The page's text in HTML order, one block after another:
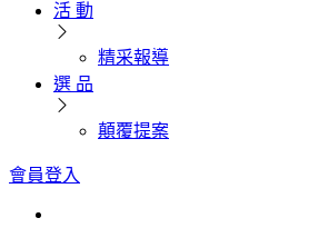
活 動
精采報導
選 品
顛覆提案
會員登入